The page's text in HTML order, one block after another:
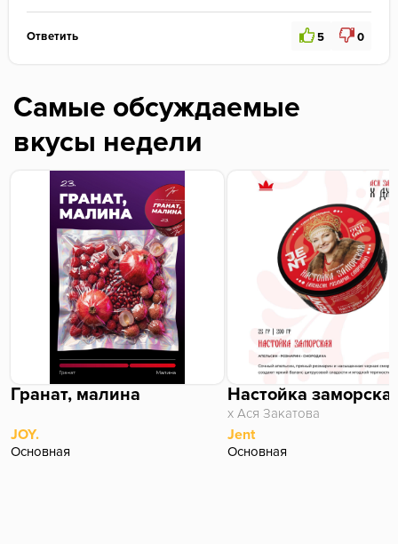
Ответить 5 0
Самые обсуждаемые
вкусы недели
Гранат, малина
JOY.
Основная
Настойка
х Ася Закатова
Jent
Основная